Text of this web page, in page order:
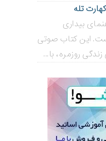
تله
بیداری
این کتاب صوتی
روزمره، با...